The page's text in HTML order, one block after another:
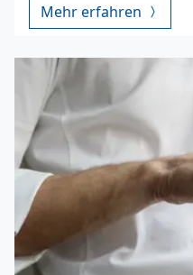
Mehr erfahren